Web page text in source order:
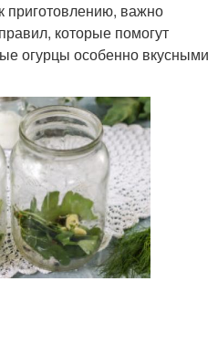
приготовлению, важно
которые помогут
огурцы особенно вкусными